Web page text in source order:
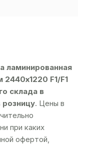
ламинированная
F1/F1
склада в
. Цены в
при каких
офертой,